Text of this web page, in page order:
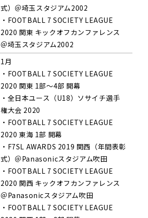
式）＠埼玉スタジアム2002
・FOOTBALL 7 SOCIETY LEAGUE
2020 関東 キックオフカンファレンス
＠埼玉スタジアム2002
1月
・FOOTBALL 7 SOCIETY LEAGUE
2020 関東 1部～4部 開幕
・全日本ユース（U18）ソサイチ選手
権大会 2020
・FOOTBALL 7 SOCIETY LEAGUE
2020 東海 1部 開幕
・F7SL AWARDS 2019 関西（年間表彰
式）＠Panasonicスタジアム吹田
・FOOTBALL 7 SOCIETY LEAGUE
2020 関西 キックオフカンファレンス
＠Panasonicスタジアム吹田
・FOOTBALL 7 SOCIETY LEAGUE